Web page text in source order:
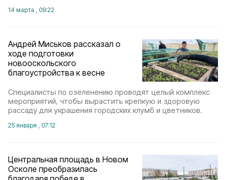
14 марта , 09:22
Андрей Миськов рассказал о
ходе подготовки
новооскольского
благоустройства к весне
Специалисты по озеленению проводят целый комплекс
мероприятий, чтобы вырастить крепкую и здоровую
рассаду для украшения городских клумб и цветников.
25 января , 07:12
Центральная площадь в Новом
Осколе преобразилась